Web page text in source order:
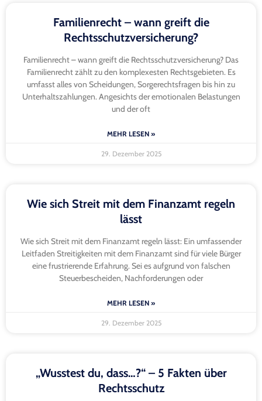
Familienrecht – wann greift die
Rechtsschutzversicherung?
Familienrecht – wann greift die Rechtsschutzversicherung? Das
Familienrecht zählt zu den komplexesten Rechtsgebieten. Es
umfasst alles von Scheidungen, Sorgerechtsfragen bis hin zu
Unterhaltszahlungen. Angesichts der emotionalen Belastungen
und der oft
MEHR LESEN »
29. Dezember 2025
Wie sich Streit mit dem Finanzamt regeln
lässt
Wie sich Streit mit dem Finanzamt regeln lässt: Ein umfassender
Leitfaden Streitigkeiten mit dem Finanzamt sind für viele Bürger
eine frustrierende Erfahrung. Sei es aufgrund von falschen
Steuerbescheiden, Nachforderungen oder
MEHR LESEN »
29. Dezember 2025
„Wusstest du, dass…?“ – 5 Fakten über
Rechtsschutz